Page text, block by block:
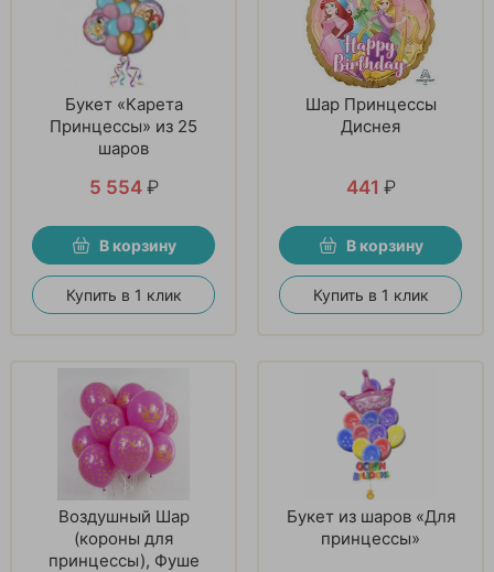
Букет «Карета
Принцессы» из 25
шаров
5 554 ₽
В корзину
Купить в 1 клик
Шар Принцессы
Диснея
441 ₽
В корзину
Купить в 1 клик
Воздушный Шар
(короны для
принцессы), Фуше
Букет из шаров «Для
принцессы»